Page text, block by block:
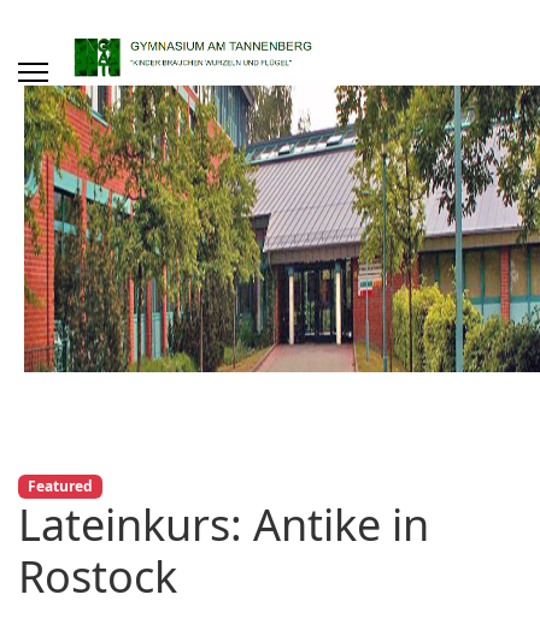
Featured
Lateinkurs: Antike in
Rostock